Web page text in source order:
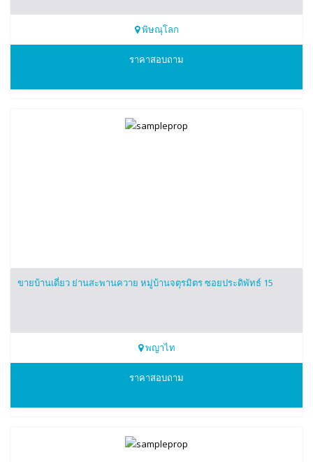
0819629980
พิษณุโลก
ราคาสอบถาม
0974456629
ขายบ้านเดี่ยว ย่านสะพานควาย หมู่บ้านจตุรมิตร ซอยประดิพัทธ์ 15
พญาไท
ราคาสอบถาม